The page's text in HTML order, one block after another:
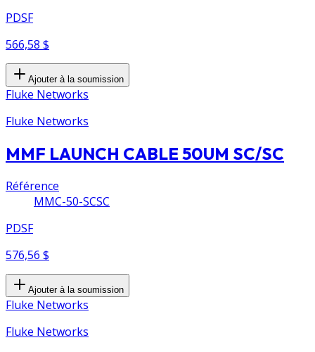
PDSF
566,58 $
Ajouter à la soumission
Fluke Networks
Fluke Networks
MMF LAUNCH CABLE 50UM SC/SC
Référence
MMC-50-SCSC
PDSF
576,56 $
Ajouter à la soumission
Fluke Networks
Fluke Networks